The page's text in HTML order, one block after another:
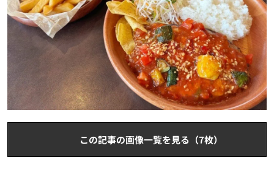
この記事の画像一覧を見る（7枚）